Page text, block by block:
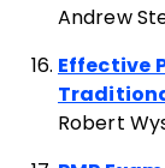
Andrew
Effective
Robert